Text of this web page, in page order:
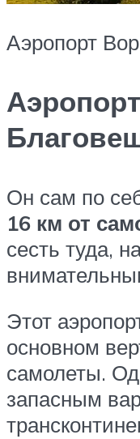
Аэропорт
Он сам по
16 км от
сесть туда,
Этот
основном
самолеты.
запасным